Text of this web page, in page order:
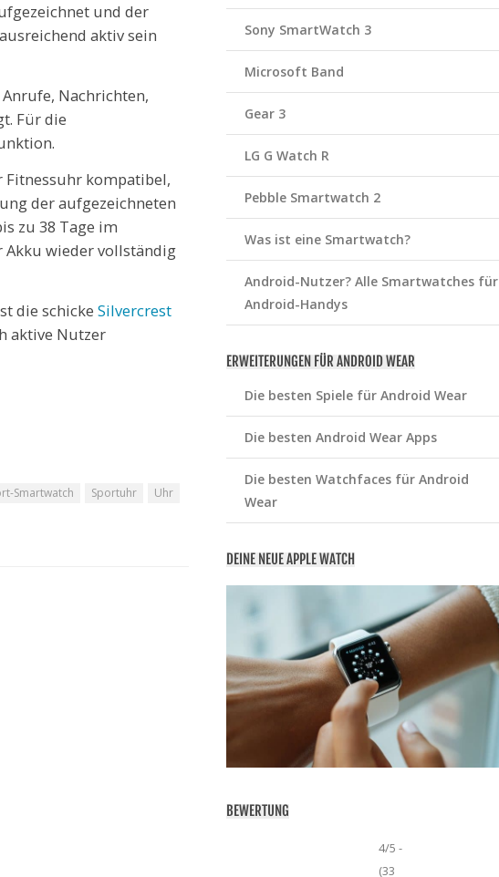
und der
aktiv sein
Nachrichten,
Für die
Fitnessuhr kompatibel,
der aufgezeichneten
zu 38 Tage im
Akku wieder vollständig
die schicke Silvercrest
aktive Nutzer
Smartwatch Sportuhr
Uhr
Sony SmartWatch 3
Microsoft Band
Gear 3
LG G Watch R
Pebble Smartwatch 2
Was ist eine Smartwatch?
Android-Nutzer? Alle Smartwatches für
Android-Handys
ERWEITERUNGEN FÜR ANDROID WEAR
Die besten Spiele für Android Wear
Die besten Android Wear Apps
Die besten Watchfaces für Android
Wear
DEINE NEUE APPLE WATCH
BEWERTUNG
4/5 -
(33